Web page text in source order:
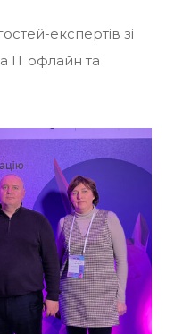
експертів зі
IT офлайн та